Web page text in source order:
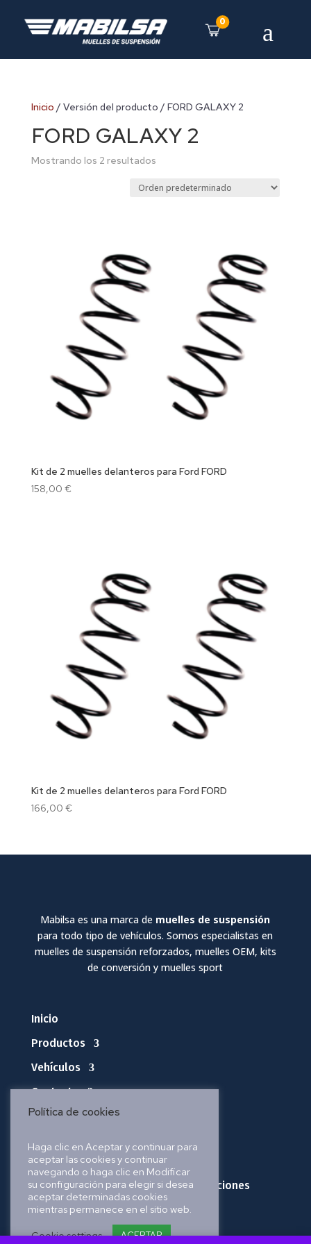
0 a
Inicio / Versión del producto / FORD GALAXY 2
FORD GALAXY 2
Mostrando los 2 resultados
Kit de 2 muelles delanteros para Ford FORD
158,00 €
Kit de 2 muelles delanteros para Ford FORD
166,00 €
Mabilsa es una marca de muelles de suspensión
para todo tipo de vehículos. Somos especialistas en
muelles de suspensión reforzados, muelles OEM, kits
de conversión y muelles sport
Inicio
Productos
Vehículos
Contacto
Política de cookies
Política de envíos, pedidos y devoluciones
Aviso legal
Política de cookies
Haga clic en Aceptar y continuar para
aceptar las cookies y continuar
navegando o haga clic en Modificar
su configuración para elegir si desea
aceptar determinadas cookies
mientras permanece en el sitio web.
Cookie settings
ACEPTAR